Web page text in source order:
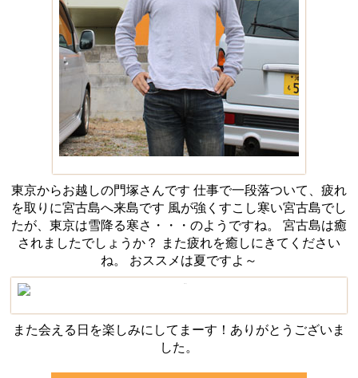
東京からお越しの門塚さんです 仕事で一段落ついて、疲れ
を取りに宮古島へ来島です 風が強くすこし寒い宮古島でし
たが、東京は雪降る寒さ・・・のようですね。 宮古島は癒
されましたでしょうか？ また疲れを癒しにきてください
ね。 おススメは夏ですよ～
また会える日を楽しみにしてまーす！ありがとうございま
した。